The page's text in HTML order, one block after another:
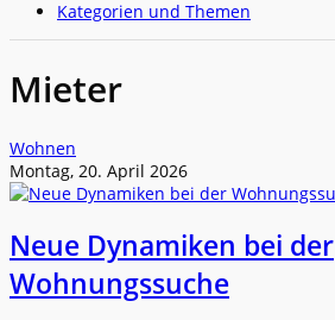
Kategorien und Themen
Mieter
Wohnen
Montag, 20. April 2026
Neue Dynamiken bei der
Wohnungssuche